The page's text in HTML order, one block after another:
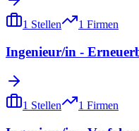
1 Stellen 1 Firmen
Ingenieur/in -
1 Stellen 1 Firmen